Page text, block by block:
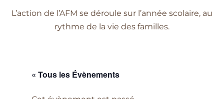
L’action de l’AFM se déroule sur l’année scolaire, au
rythme de la vie des familles.
« Tous les Évènements